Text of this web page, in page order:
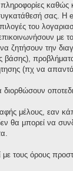
σας.
του
με
ζητήσουν την
βάσης),
(πχ να
διορθώσουν
μέλους, εαν
μπορεί να
τους όρους